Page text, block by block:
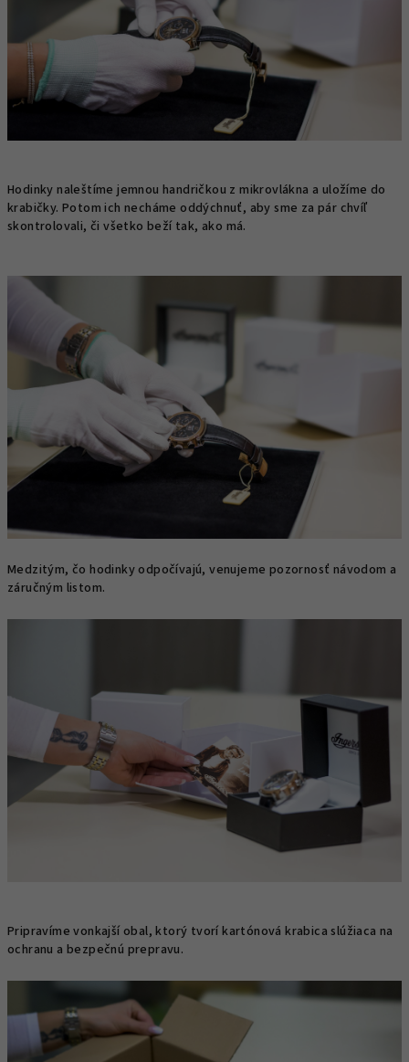
Hodinky naleštíme jemnou handričkou z mikrovlákna a uložíme do
krabičky. Potom ich necháme oddýchnuť, aby sme za pár chvíľ
skontrolovali, či všetko beží tak, ako má.
Medzitým, čo hodinky odpočívajú, venujeme pozornosť návodom a
záručným listom.
Pripravíme vonkajší obal, ktorý tvorí kartónová krabica slúžiaca na
ochranu a bezpečnú prepravu.